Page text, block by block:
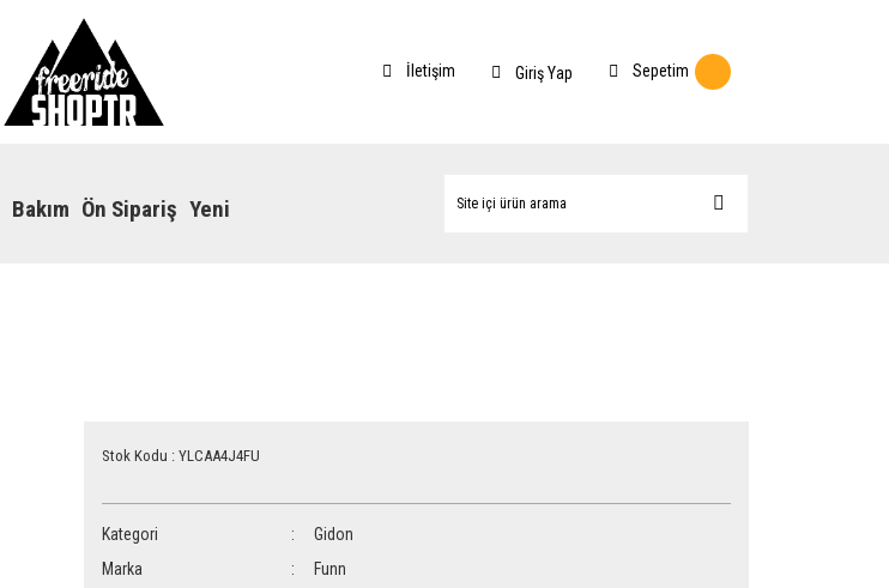
İletişim Giriş Yap Sepetim
Bakım Ön Sipariş Yeni
Stok Kodu : YLCAA4J4FU
Kategori
Gidon
Marka
Funn